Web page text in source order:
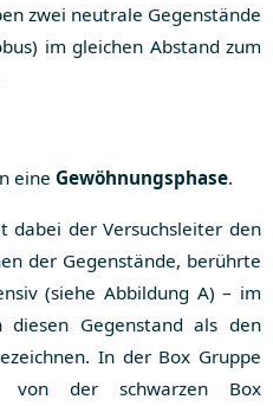
zwei neutrale Gegenstände
im gleichen Abstand zum
eine Gewöhnungsphase.
dabei der Versuchsleiter den
der Gegenstände, berührte
(siehe Abbildung A) – im
Gegenstand als den
In der Box Gruppe
von der schwarzen Box